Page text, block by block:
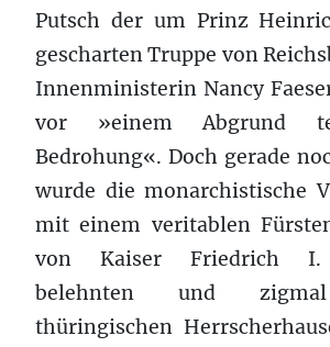
Putsch der um Prinz
gescharten Truppe von
Innenministerin Nancy
vor »einem Abgrund
Bedrohung«. Doch gerade
wurde die monarchistische
mit einem veritablen
von Kaiser Friedrich I.
belehnten und
thüringischen